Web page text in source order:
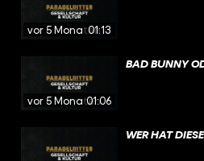
vor 5 Monaten01:13
vor 5 Monaten
01:06
BAD BUNNY
WER HAT